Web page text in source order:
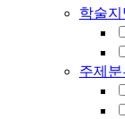
학술지
주제분